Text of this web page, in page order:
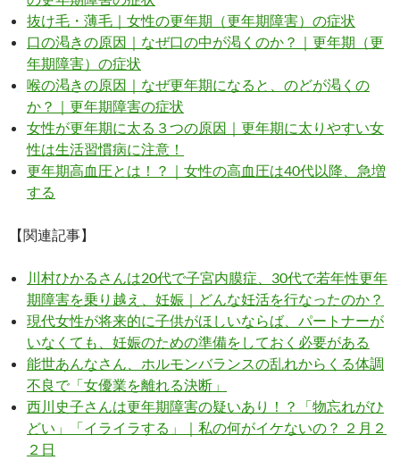
抜け毛・薄毛｜女性の更年期（更年期障害）の症状
口の渇きの原因｜なぜ口の中が渇くのか？｜更年期（更
年期障害）の症状
喉の渇きの原因｜なぜ更年期になると、のどが渇くの
か？｜更年期障害の症状
女性が更年期に太る３つの原因｜更年期に太りやすい女
性は生活習慣病に注意！
更年期高血圧とは！？｜女性の高血圧は40代以降、急増
する
【関連記事】
川村ひかるさんは20代で子宮内膜症、30代で若年性更年
期障害を乗り越え、妊娠｜どんな妊活を行なったのか？
現代女性が将来的に子供がほしいならば、パートナーが
いなくても、妊娠のための準備をしておく必要がある
能世あんなさん、ホルモンバランスの乱れからくる体調
不良で「女優業を離れる決断」
西川史子さんは更年期障害の疑いあり！？「物忘れがひ
どい」「イライラする」｜私の何がイケないの？ ２月２
２日